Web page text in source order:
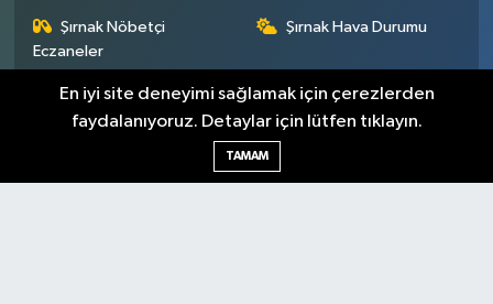
Şırnak Nöbetçi
Eczaneler
Şırnak Hava Durumu
Şirnak Namaz Vakitleri
Şırnak Trafik Yoğunluk
Haritası
En iyi site deneyimi sağlamak için çerezlerden
faydalanıyoruz. Detaylar için lütfen tıklayın.
TAMAM